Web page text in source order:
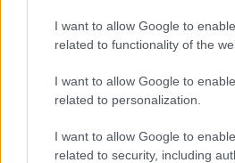
I want to allow Google to
related to functionality of the
I want to allow Google to
related to personalization.
I want to allow Google to
related to security, including